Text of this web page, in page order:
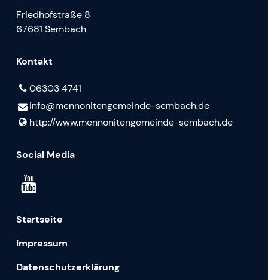
Friedhofstraße 8
67681 Sembach
Kontakt
06303 4741
info@​mennonitengemeinde-sembach.​de
http://www.​mennonitengemeinde-sembach.​de
Social Media
Startseite
Impressum
Datenschutzerklärung